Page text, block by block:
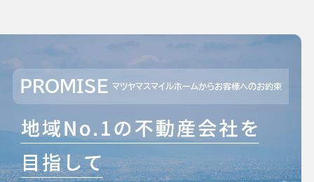
PROMISE マツヤマスマイルホームからお客様へのお約束